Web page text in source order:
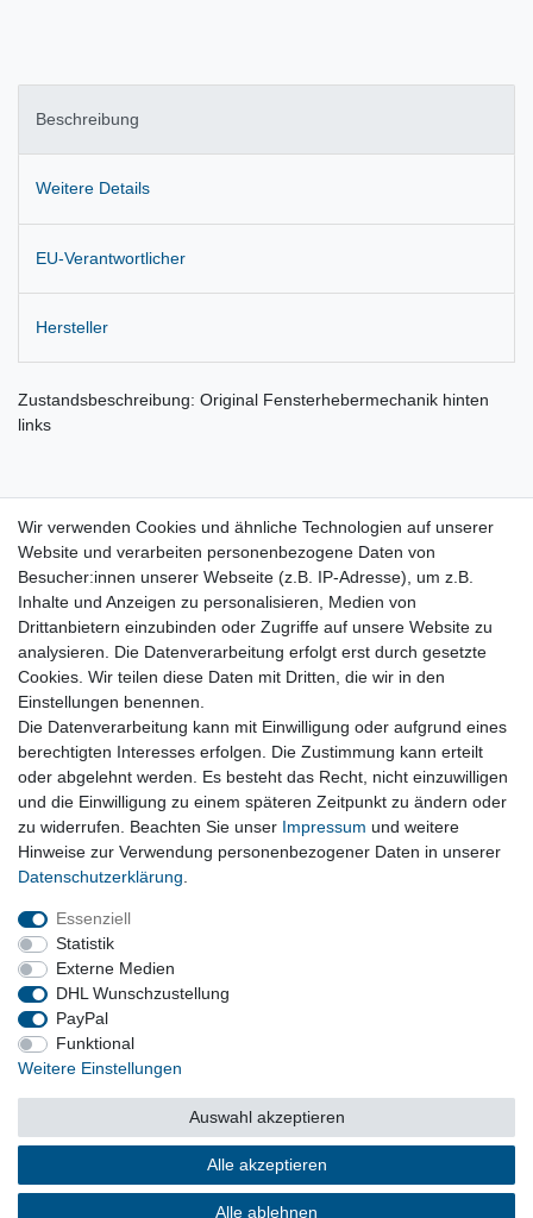
Beschreibung
Weitere Details
EU-Verantwortlicher
Hersteller
Zustandsbeschreibung: Original Fensterhebermechanik hinten
links
Lieferung wie abgebildet.
Passt für folgende Fahrzeuge:
VW Passat CC Bj. 2009 - 2012
VW CC Bj. 2012 - 2017
Vertrag widerrufen
Impressum
Barrierefreiheitserklärung
Vertrag widerrufen
© Copyright 2026 | Alle Rechte vorbehalten.
Wir verwenden Cookies und ähnliche Technologien auf unserer
Website und verarbeiten personenbezogene Daten von
Besucher:innen unserer Webseite (z.B. IP-Adresse), um z.B.
Inhalte und Anzeigen zu personalisieren, Medien von
Drittanbietern einzubinden oder Zugriffe auf unsere Website zu
analysieren. Die Datenverarbeitung erfolgt erst durch gesetzte
Cookies. Wir teilen diese Daten mit Dritten, die wir in den
Einstellungen benennen.
Die Datenverarbeitung kann mit Einwilligung oder aufgrund eines
berechtigten Interesses erfolgen. Die Zustimmung kann erteilt
oder abgelehnt werden. Es besteht das Recht, nicht einzuwilligen
und die Einwilligung zu einem späteren Zeitpunkt zu ändern oder
zu widerrufen. Beachten Sie unser Impressum und weitere
Hinweise zur Verwendung personenbezogener Daten in unserer
Daten­schutz­erklärung
Essenziell
Statistik
Externe Medien
DHL Wunschzustellung
PayPal
Funktional
Weitere Einstellungen
Alle akzeptieren
Alle ablehnen
Auswahl akzeptieren